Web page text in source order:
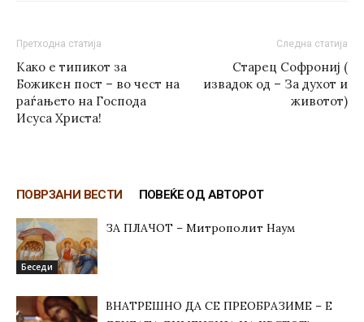
Претходна статија
Како е типикот за
Божикен пост – во чест на
раѓањето на Господа
Исуса Христа!
Следна статија
Старец Софрониј (
извадок од – За духот и
животот)
ПОВРЗАНИ ВЕСТИ ПОВЕЌЕ ОД АВТОРОТ
Беседи
ЗА ПЛАЧОТ – Митрополит Наум
ВНАТРЕШНО ДА СЕ ПРЕОБРАЗИМЕ – Е